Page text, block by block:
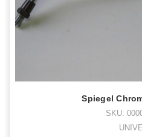
Spiegel
SKU: